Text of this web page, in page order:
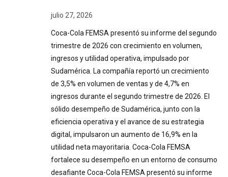
julio 27, 2026
Coca-Cola FEMSA presentó su informe del segundo
trimestre de 2026 con crecimiento en volumen,
ingresos y utilidad operativa, impulsado por
Sudamérica. La compañía reportó un crecimiento
de 3,5% en volumen de ventas y de 4,7% en
ingresos durante el segundo trimestre de 2026. El
sólido desempeño de Sudamérica, junto con la
eficiencia operativa y el avance de su estrategia
digital, impulsaron un aumento de 16,9% en la
utilidad neta mayoritaria. Coca-Cola FEMSA
fortalece su desempeño en un entorno de consumo
desafiante Coca-Cola FEMSA presentó su informe